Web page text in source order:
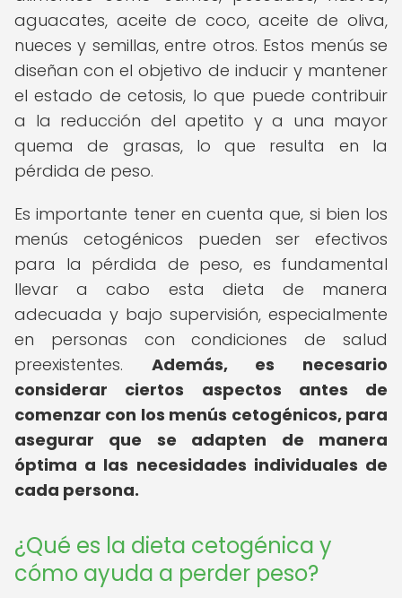
aguacates, aceite de coco, aceite de oliva,
nueces y semillas, entre otros. Estos menús se
diseñan con el objetivo de inducir y mantener
el estado de cetosis, lo que puede contribuir
a la reducción del apetito y a una mayor
quema de grasas, lo que resulta en la
pérdida de peso.
Es importante tener en cuenta que, si bien los
menús cetogénicos pueden ser efectivos
para la pérdida de peso, es fundamental
llevar a cabo esta dieta de manera
adecuada y bajo supervisión, especialmente
en personas con condiciones de salud
preexistentes. Además, es necesario
considerar ciertos aspectos antes de
comenzar con los menús cetogénicos, para
asegurar que se adapten de manera
óptima a las necesidades individuales de
cada persona.
¿Qué es la dieta cetogénica y
cómo ayuda a perder peso?